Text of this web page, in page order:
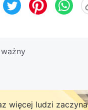
więcej ludzi zaczyna